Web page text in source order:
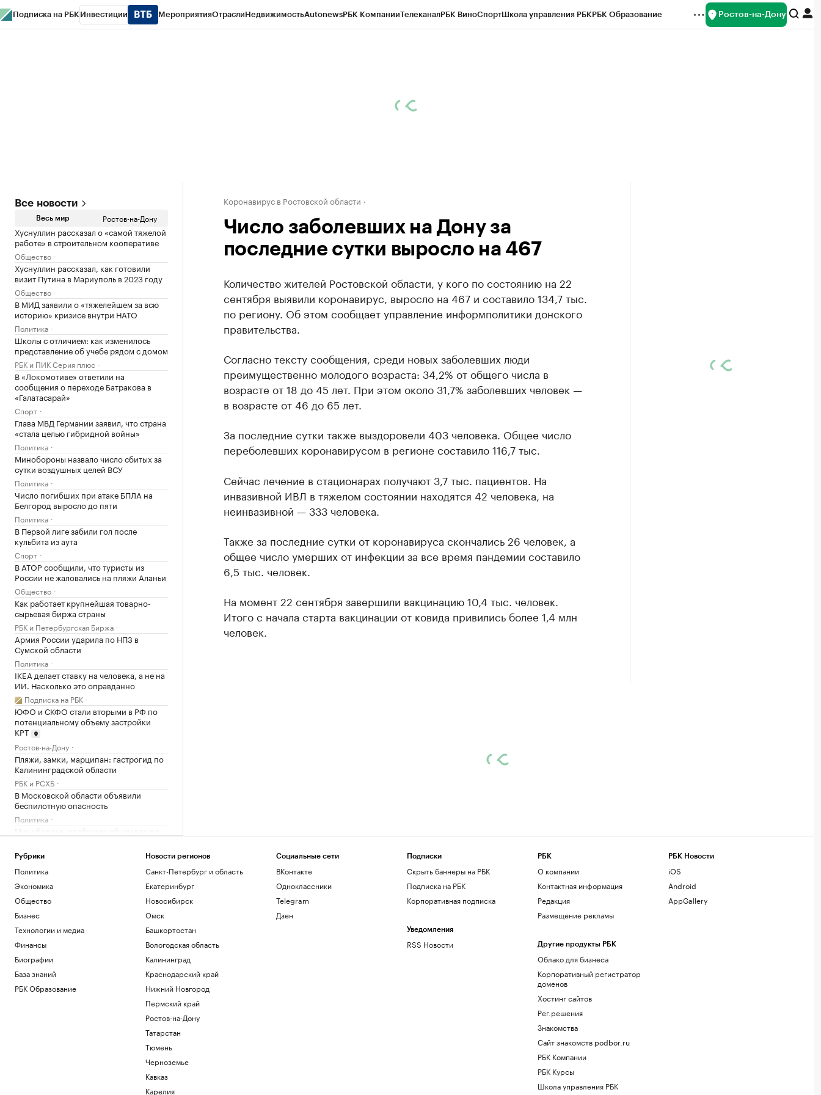
Подписка на РБК Инвестиции МероприятияОтраслиНедвижимостьAutonewsРБК КомпанииТелеканалРБК ВиноСпортШкола управления РБКРБК Образование Ростов-на-Дону
Все новости
Весь мир Ростов-на-Дону
Хуснуллин рассказал о «самой тяжелой
работе» в строительном кооперативе
Общество
Хуснуллин рассказал, как готовили
визит Путина в Мариуполь в 2023 году
Общество
В МИД заявили о «тяжелейшем за всю
историю» кризисе внутри НАТО
Политика
Школы с отличием: как изменилось
представление об учебе рядом с домом
РБК и ПИК Серия плюс
В «Локомотиве» ответили на
сообщения о переходе Батракова в
«Галатасарай»
Спорт
Глава МВД Германии заявил, что страна
«стала целью гибридной войны»
Политика
Минобороны назвало число сбитых за
сутки воздушных целей ВСУ
Политика
Число погибших при атаке БПЛА на
Белгород выросло до пяти
Политика
В Первой лиге забили гол после
кульбита из аута
Спорт
В АТОР сообщили, что туристы из
России не жаловались на пляжи Аланьи
Общество
Как работает крупнейшая товарно-
сырьевая биржа страны
РБК и Петербургская Биржа
Армия России ударила по НПЗ в
Сумской области
Политика
IKEA делает ставку на человека, а не на
ИИ. Насколько это оправданно
Подписка на РБК
ЮФО и СКФО стали вторыми в РФ по
потенциальному объему застройки
КРТ
Ростов-на-Дону
Пляжи, замки, марципан: гастрогид по
Калининградской области
РБК и РСХБ
В Московской области объявили
беспилотную опасность
Политика
Минобороны сообщило об ударах по
Украине
В МИД России заявили об оказании
Румынией прямой военной помощи
Украине
Политика
активности на Ходынке
РБК и Stone
Месси прилетел в Аргентину на
похороны отца
Коронавирус в Ростовской области
Число заболевших на Дону за
последние сутки выросло на 467
Количество жителей Ростовской области, у кого по состоянию на 22
сентября выявили коронавирус, выросло на 467 и составило 134,7 тыс.
по региону. Об этом сообщает управление информполитики донского
правительства.
Согласно тексту сообщения, среди новых заболевших люди
преимущественно молодого возраста: 34,2% от общего числа в
возрасте от 18 до 45 лет. При этом около 31,7% заболевших человек —
в возрасте от 46 до 65 лет.
За последние сутки также выздоровели 403 человека. Общее число
переболевших коронавирусом в регионе составило 116,7 тыс.
Сейчас лечение в стационарах получают 3,7 тыс. пациентов. На
инвазивной ИВЛ в тяжелом состоянии находятся 42 человека, на
неинвазивной — 333 человека.
Также за последние сутки от коронавируса скончались 26 человек, а
общее число умерших от инфекции за все время пандемии составило
6,5 тыс. человек.
На момент 22 сентября завершили вакцинацию 10,4 тыс. человек.
Итого с начала старта вакцинации от ковида привились более 1,4 млн
человек.
Рубрики
Политика
Экономика
Общество
Бизнес
Технологии и медиа
Финансы
Биографии
База знаний
РБК Образование
Новости регионов
Санкт-Петербург и область
Екатеринбург
Новосибирск
Омск
Башкортостан
Вологодская область
Калининград
Краснодарский край
Нижний Новгород
Пермский край
Ростов-на-Дону
Татарстан
Тюмень
Черноземье
Кавказ
Карелия
Социальные сети
ВКонтакте
Одноклассники
Telegram
Дзен
Подписки
Скрыть баннеры на РБК
Подписка на РБК
Корпоративная подписка
Уведомления
RSS Новости
РБК
О компании
Контактная информация
Редакция
Размещение рекламы
Другие продукты РБК
Облако для бизнеса
Корпоративный регистратор
доменов
Хостинг сайтов
Рег.решения
Знакомства
Сайт знакомств podbor.ru
РБК Компании
РБК Курсы
Школа управления РБК
РБК Новости
iOS
Android
AppGallery